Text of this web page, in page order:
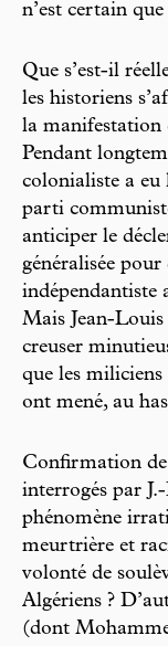
n’est certain
Que s’est-il
les historiens
la manifestation
Pendant
colonialiste a eu
parti
anticiper le
généralisée
indépendantiste
Mais Jean-
creuser
que les
ont mené, au
Confirmation
interrogés par
phénomène
meurtrière et
volonté de
Algériens ?
(dont